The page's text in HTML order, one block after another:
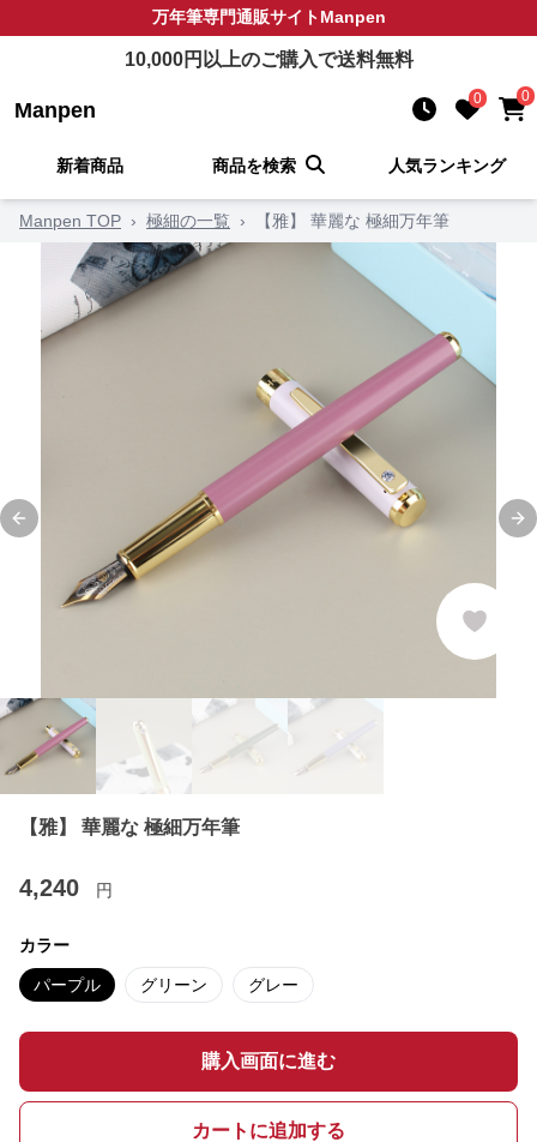
万年筆専門通販サイトManpen
10,000円以上のご購入で送料無料
Manpen 0 0
新着商品 商品を検索 人気ランキング
Manpen TOP › 極細の一覧 › 【雅】 華麗な 極細万年筆
Previous slide
【雅】 華麗な 極細万年筆
4,240 円
カラー
パープル グリーン グレー
購入画面に進む
カートに追加する